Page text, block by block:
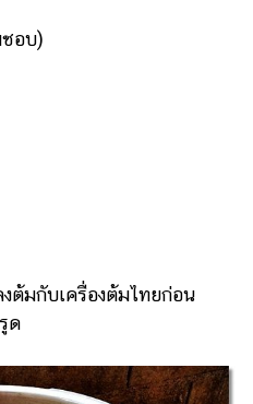
ชอบ)
กับเครื่องต้มไทยก่อน
ด